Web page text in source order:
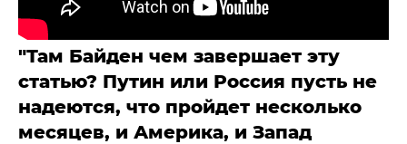
"Там Байден чем завершает эту
статью? Путин или Россия пусть не
надеются, что пройдет несколько
месяцев, и Америка, и Запад